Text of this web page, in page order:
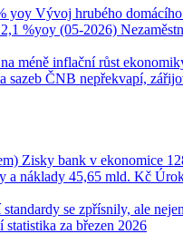
yoy Vývoj hrubého
2,1 %yoy (05-2026)
méně inflační růst
sazeb ČNB nepřekvapí,
Zisky bank v ekonomice
a náklady 45,65 mld. Kč
se zpřísnily, ale
statistika za březen 2026